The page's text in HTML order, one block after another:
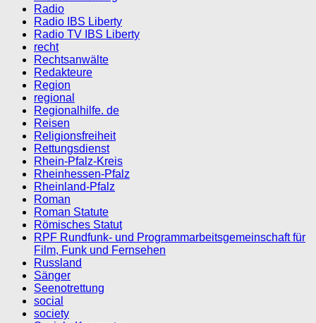
Radio
Radio IBS Liberty
Radio TV IBS Liberty
recht
Rechtsanwälte
Redakteure
Region
regional
Regionalhilfe. de
Reisen
Religionsfreiheit
Rettungsdienst
Rhein-Pfalz-Kreis
Rheinhessen-Pfalz
Rheinland-Pfalz
Roman
Roman Statute
Römisches Statut
RPF Rundfunk- und Programmarbeitsgemeinschaft für
Film, Funk und Fernsehen
Russland
Sänger
Seenotrettung
social
society